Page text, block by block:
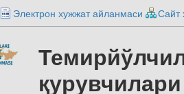
Электрон хужжат айланмаси Сайт